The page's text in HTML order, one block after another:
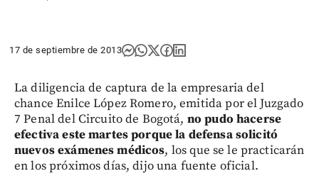
17 de septiembre de 2013
La diligencia de captura de la empresaria del
chance Enilce López Romero, emitida por el Juzgado
7 Penal del Circuito de Bogotá, no pudo hacerse
efectiva este martes porque la defensa solicitó
nuevos exámenes médicos, los que se le practicarán
en los próximos días, dijo una fuente oficial.